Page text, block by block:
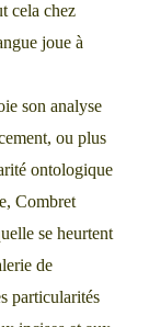
cela chez
joue à
son analyse
ou plus
ontologique
Combret
se heurtent
de
particularités